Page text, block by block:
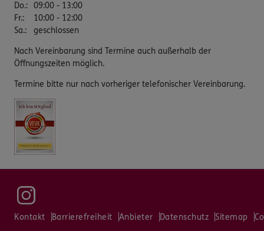
Do.: 09:00 - 13:00
Fr.:
10:00 - 12:00
Sa.: geschlossen
Nach Vereinbarung sind Termine auch außerhalb der
Öffnungszeiten möglich.
Termine bitte nur nach vorheriger telefonischer Vereinbarung.
Kontakt Barrierefreiheit Anbieter Datenschutz Sitemap